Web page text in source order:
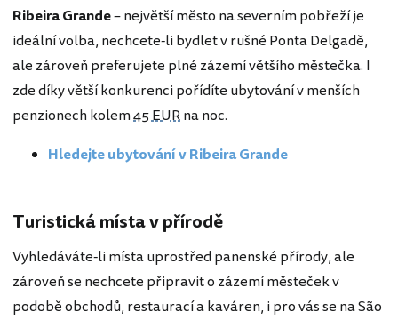
Ribeira Grande– největší město na severním pobřeží je
ideální volba, nechcete-li bydlet v rušné Ponta Delgadě,
ale zároveň preferujete plné zázemí většího městečka. I
zde díky větší konkurenci pořídíte ubytování v menších
penzionech kolem45 EURna noc.
Hledejte ubytování v Ribeira Grande
Turistická místa v přírodě
Vyhledáváte-li místa uprostřed panenské přírody, ale
zároveň se nechcete připravit o zázemí městeček v
podobě obchodů, restaurací a kaváren, i pro vás se na São